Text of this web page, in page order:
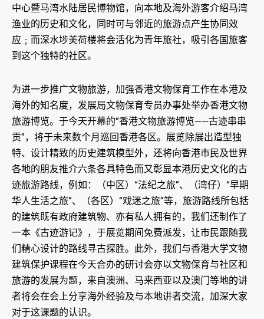
中心暨马湾水陆居民博物馆，向本地及海外游客介绍马湾
渔业的历史和文化，同时可与邻近的旅游点产生协同效
应﹔而深水埗美荷楼将会活化为青年旅社，吸引各国旅客
到这个独特的社区。
为进一步推广文物旅游，加强香港文物保育工作在本港及
海外的知名度，发展局文物保育专员办事处举办香港文物
旅游博览。于今天开幕的“香港文物旅游博览——古迹串串
贡”，将于未来数个月巡回香港各区。展览除展出造型独
特、设计精致的历史建筑模型外，还将向香港市民及世界
各地的朋友推介六条各具特色而又彰显本港历史文化的古
迹旅游路线，例如：（中区）“法纪之旅”、（湾仔）“早期
华人生活之旅”、（各区）“戏迷之旅”等，旅游路线所包括
的建筑既有政府建筑物、亦有私人拥有的，我们还制作了
一本《古迹游记》，于展览期间免费派发，让市民跟随我
们精心设计的路线寻古探胜。此外，我们与香港大学文物
建筑保护课程在今天合办的研讨会亦以文物保育与社区和
旅游的发展为题，来自澳洲、马来西亚以及澳门等地的讲
者将会在会上分享海外经验及与本地讲者交流，加深大家
对于这课题的认识。